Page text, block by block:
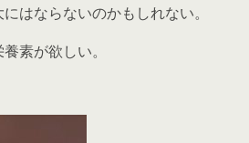
はならないのかもしれない。
素が欲しい。